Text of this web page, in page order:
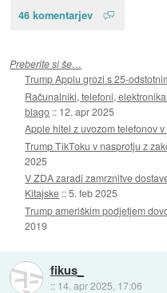
46 komentarjev
Preberite si še…
Trump Applu grozi s 25-
Računalniki, telefoni,
blago :: 12. apr 2025
Apple hitel z uvozom telefonov
Trump TikToku v nasprotju z
2025
V ZDA zaradi zamrznitve
Kitajske ::5. feb 2025
Trump ameriškim podjetjem
2019
fikus_
:: 14. apr 2025, 17:06